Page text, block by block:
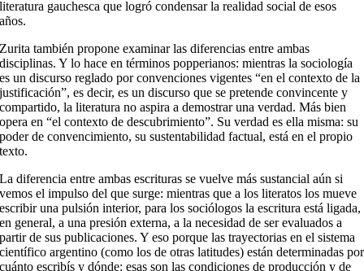
literatura gauchesca que logró condensar la realidad social de esos
años.
Zurita también propone examinar las diferencias entre ambas
disciplinas. Y lo hace en términos popperianos: mientras la sociología
es un discurso reglado por convenciones vigentes “en el contexto de la
justificación”, es decir, es un discurso que se pretende convincente y
compartido, la literatura no aspira a demostrar una verdad. Más bien
opera en “el contexto de descubrimiento”. Su verdad es ella misma: su
poder de convencimiento, su sustentabilidad factual, está en el propio
texto.
La diferencia entre ambas escrituras se vuelve más sustancial aún si
vemos el impulso del que surge: mientras que a los literatos los mueve
escribir una pulsión interior, para los sociólogos la escritura está ligada,
en general, a una presión externa, a la necesidad de ser evaluados a
partir de sus publicaciones. Y eso porque las trayectorias en el sistema
científico argentino (como los de otras latitudes) están determinadas por
cuánto escribís y dónde: esas son las condiciones de producción y de